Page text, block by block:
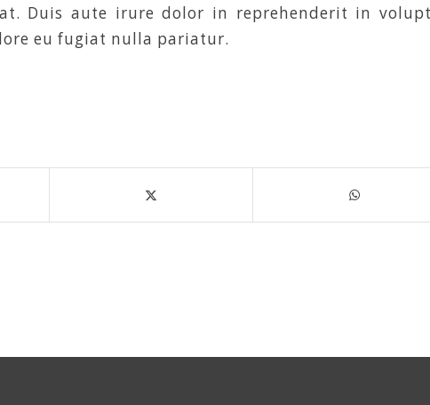
Duis aute irure dolor in reprehenderit in
eu fugiat nulla pariatur.